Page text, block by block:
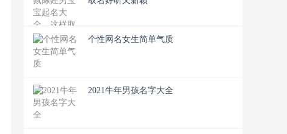
个性网名女生简单气质
2021牛年男孩名字大全